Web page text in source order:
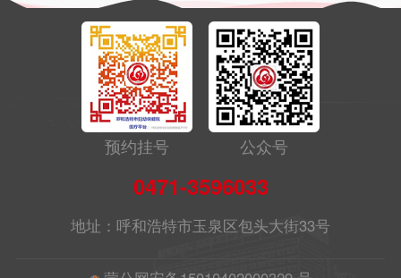
婴儿学习咀嚼和吞咽
行为的关键期。咀嚼
是有节奏的咬运动、
滚动、磨的口腔协调
运动，它代表婴儿消
化功能、神经元的发
育逐渐成熟和外界条
件的刺激可促进咀嚼
阶段的咀嚼动作是婴
菌性感染、病毒性感
染以及支原体引起的
感染等。为了准确的
配合临床诊断，我们
提供了各种检测手
段，下面一起简单了
解下。一、常规检验
检测常规的检测包括
培养、血清学抗体检
流行性传染疾病的侵
袭。下面，让我们一
起来了解一下秋冬季
常见的传染病和预防
保健小知识吧！01手
足口病【病原体】肠
毒)【传染途径】主
要经粪-口途径传
播，其次为呼吸道飞
预约挂号 公众号
0471-3596033
地址：呼和浩特市玉泉区包头大街33号